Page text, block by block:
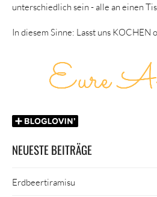
unterschiedlich sein - alle an einen
In diesem Sinne: Lasst uns KOCHEN
NEUESTE BEITRÄGE
Erdbeertiramisu